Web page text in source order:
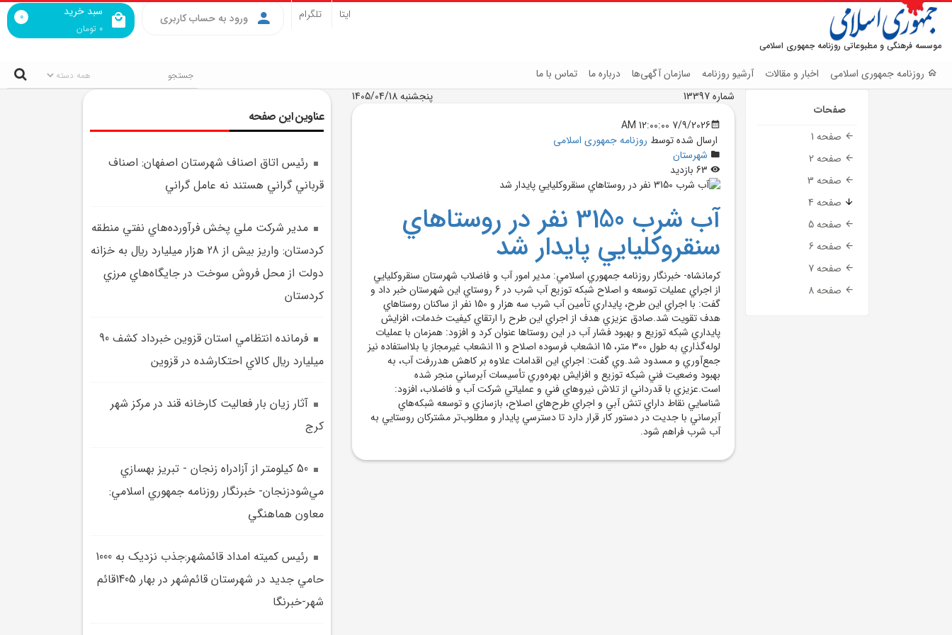
موسسه فرهنگی و مطبوعاتی روزنامه جمهوری اسلامی
سبد خرید
0 تومان
0 ورود به حساب کاربری ایتا تلگرام
روزنامه جمهوری اسلامی اخبار و مقالات آرشیو روزنامه سازمان آگهی‌ها درباره ما تماس با ما
صفحات
صفحه 1
صفحه 2
صفحه 3
صفحه 4
صفحه 5
صفحه 6
صفحه 7
صفحه 8
شماره 13397
پنجشنبه 1405/04/18
7/9/2026 12:00:00 AM
ارسال شده توسط روزنامه جمهوری اسلامی
شهرستان
آب شرب 3150 نفر در روستاهاي
سنقروکليايي پايدار شد
کرمانشاه- خبرنگار روزنامه جمهوري اسلامي: مدير امور آب و فاضلاب شهرستان سنقروکليايي
از اجراي عمليات توسعه و اصلاح شبکه توزيع آب شرب در 6 روستاي اين شهرستان خبر داد و
گفت: با اجراي اين طرح، پايداري تأمين آب شرب سه هزار و 150 نفر از ساکنان روستاهاي
هدف تقويت شد.صادق عزيزي هدف از اجراي اين طرح را ارتقاي کيفيت خدمات، افزايش
پايداري شبکه توزيع و بهبود فشار آب در اين روستاها عنوان کرد و افزود: همزمان با عمليات
لوله‌گذاري به طول 300 متر، 15 انشعاب فرسوده اصلاح و 11 انشعاب غيرمجاز يا بلااستفاده نيز
جمع‌آوري و مسدود شد.وي گفت: اجراي اين اقدامات علاوه بر کاهش هدررفت آب، به
بهبود وضعيت فني شبکه توزيع و افزايش بهره‌وري تأسيسات آبرساني منجر شده
است.عزيزي با قدرداني از تلاش نيروهاي فني و عملياتي شرکت آب و فاضلاب، افزود:
شناسايي نقاط داراي تنش آبي و اجراي طرح‌هاي اصلاح، بازسازي و توسعه شبکه‌هاي
آبرساني با جديت در دستور کار قرار دارد تا دسترسي پايدار و مطلوب‌تر مشترکان روستايي به
آب شرب فراهم شود.
عناوین این صفحه
رئيس اتاق اصناف شهرستان اصفهان: اصناف
قرباني گراني هستند نه عامل گراني
مدير شرکت ملي پخش فرآورده‌هاي نفتي منطقه
کردستان: واريز بيش از 28 هزار ميليارد ريال به خزانه
دولت از محل فروش سوخت در جايگاه‌هاي مرزي
کردستان
فرمانده انتظامي استان قزوين خبرداد کشف 90
ميليارد ريال کالاي احتکارشده در قزوين
آثار زيان بار فعاليت کارخانه قند در مرکز شهر
کرج
50 کيلومتر از آزادراه زنجان - تبريز بهسازي
مي‌شودزنجان- خبرنگار روزنامه جمهوري اسلامي:
معاون هماهنگي
رئيس کميته امداد قائمشهر:جذب نزديک به 1000
حامي جديد در شهرستان قائم‌شهر در بهار 1405قائم
شهر-خبرنگا